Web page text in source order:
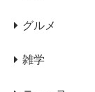
グルメ
雑学